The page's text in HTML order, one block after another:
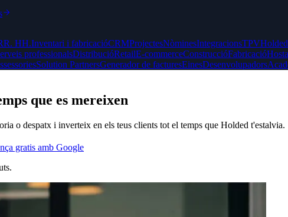
HH.Inventari i fabricacióCRMProjectesNòminesIntegracionsTPV
professionalsDistribucióRetailE-commerceConstruccióFabricació
Solution PartnersGenerador de facturesEinesDesenvolupadors
que es mereixen
o despatx i inverteix en els teus clients tot el temps que Holded t'estalvia.
gratis amb Google